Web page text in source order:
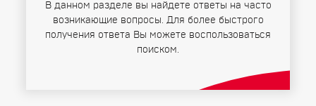
В данном разделе вы найдете ответы на часто
возникающие вопросы. Для более быстрого
получения ответа Вы можете воспользоваться
поиском.